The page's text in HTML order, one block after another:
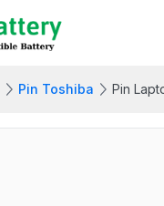
Pin Toshiba Pin